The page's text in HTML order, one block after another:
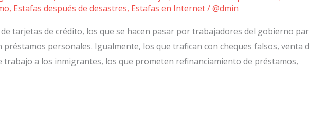
, Estafas después de desastres, Estafas en Internet/@dmin
tarjetas de crédito, los que se hacen pasar por trabajadores del gobierno
personales. Igualmente, los que trafican con cheques falsos, venta
trabajo a los inmigrantes, los que prometen refinanciamiento de préstamos,